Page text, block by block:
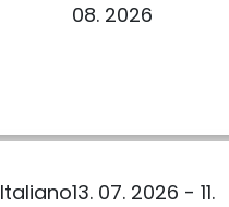
08. 2026
Italiano13. 07. 2026 - 11.